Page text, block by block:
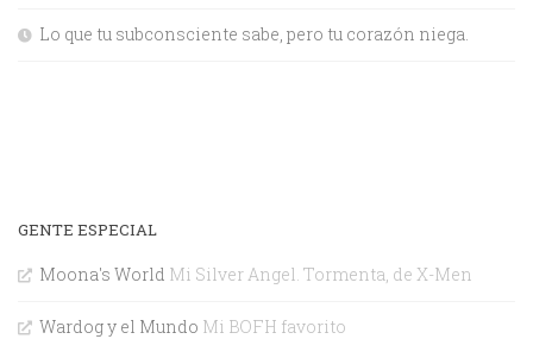
Lo que tu subconsciente sabe, pero tu corazón niega.
GENTE ESPECIAL
Moona's World Mi Silver Angel. Tormenta, de X-Men
Wardog y el Mundo Mi BOFH favorito